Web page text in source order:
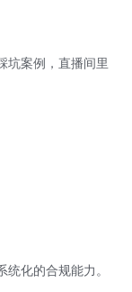
坑案例，直播间里
化的合规能力。